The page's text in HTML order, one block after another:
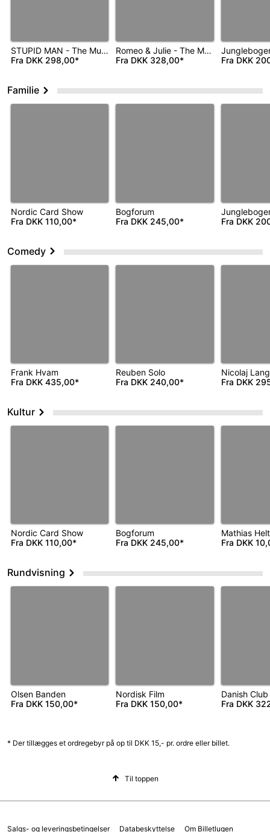
STUPID MAN - The Musical
Fra DKK 298,00*
Romeo & Julie - The Musical
Fra DKK 328,00*
Fra DKK
Familie
Nordic Card Show
Fra DKK 110,00*
Bogforum
Fra DKK 245,00*
Fra DKK
Comedy
Frank Hvam
Fra DKK 435,00*
Reuben Solo
Fra DKK 240,00*
Nicolaj
Fra DKK
Kultur
Nordic Card Show
Fra DKK 110,00*
Bogforum
Fra DKK 245,00*
Mathias Helt
Fra DKK
Rundvisning
Olsen Banden
Fra DKK 150,00*
Nordisk Film
Fra DKK 150,00*
Danish Club
Fra DKK
* Der tillægges et ordregebyr på op til DKK 15,- pr. ordre eller billet.
Til toppen
Salgs- og leveringsbetingelser Databeskyttelse Om Billetlugen